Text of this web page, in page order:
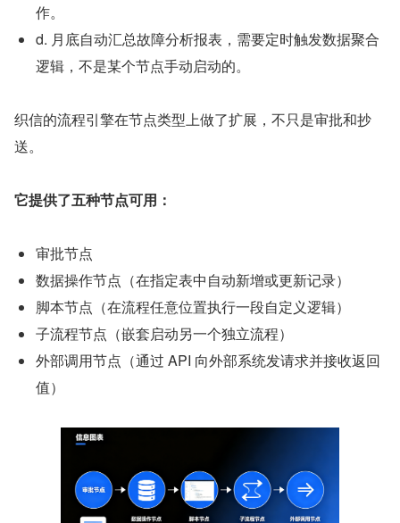
作。
d. 月底自动汇总故障分析报表，需要定时触发数据聚合
逻辑，不是某个节点手动启动的。
织信的流程引擎在节点类型上做了扩展，不只是审批和抄
送。
它提供了五种节点可用：
审批节点
数据操作节点（在指定表中自动新增或更新记录）
脚本节点（在流程任意位置执行一段自定义逻辑）
子流程节点（嵌套启动另一个独立流程）
外部调用节点（通过 API 向外部系统发请求并接收返回
值）